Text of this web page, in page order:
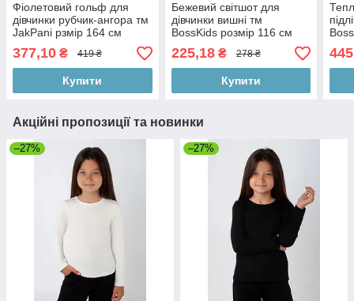
Фіолетовий гольф для
дівчинки рубчик-ангора тм
JakPani рзмір 164 см
377,10 ₴ 419 ₴
Купити
Бежевий світшот для
дівчинки вишні тм
BossKids розмір 116 см
225,18₴ 278 ₴
Купити
Акційні пропозиції та новинки
–27% –27%